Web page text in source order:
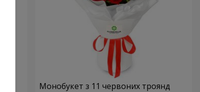
Монобукет з 11 червоних троянд